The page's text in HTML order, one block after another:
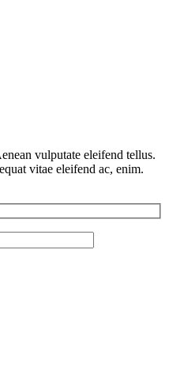
vulputate eleifend tellus.
vitae eleifend ac, enim.